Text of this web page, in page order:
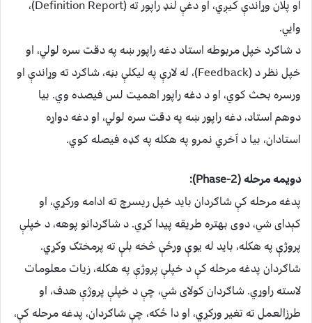
او پلان وړاندې کیږي، او دغې لنډ راپور ته (Definition Report)،
وایي.
د شاګرد خپل مربوطه استاد دغه راپور ښه په دقت سره لولي، او
خپل نظر د (Feedback)، له لارې په لیکلې بڼه، شاګرد ته وړاندې او
ورسره بحث کوي، او د دغه راپور اهمیت لس فیصده وي. بیا
دوهم استاد، دغه راپور ښه په دقت سره لولي، او دغه دواړه
استادان، بیا د آخري نمرو په هکله په ګډه فیصله کوي.
دویمه مرحله (Phase-2):
پدغه مرحله کې شاګردان باید خپل ریسرچ ته ادامه ورکړي، او
کېدای شي، دوی بهتره طریقه پیدا کړي. د شاګردانو پوهه، د خپلې
پروژې په هکله، باید له یوې ورځې څخه بلې ته پرمختګ وکړي.
شاګردان پدغه مرحله کې د خپلې پروژې په هکله، زیات معلومات
لاسته راوړي. شاګردان کولای شي، چې د خپلې پروژې هدف، او
طرزالعمل ته تغیر ورکړي، او دا ځکه، چې شاګردان، پدغه مرحله کې،